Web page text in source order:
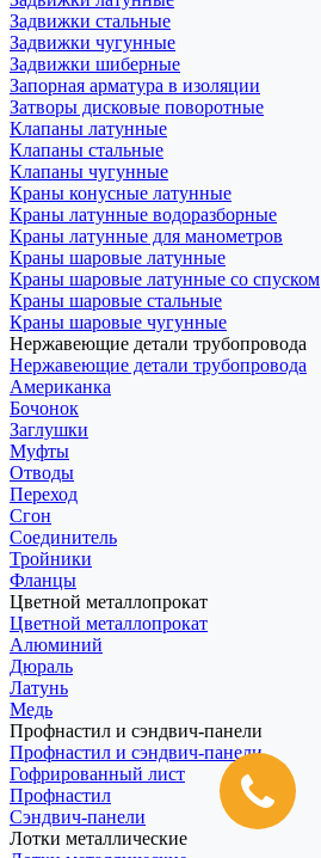
Задвижки стальные
Задвижки чугунные
Задвижки шиберные
Запорная арматура в изоляции
Затворы дисковые поворотные
Клапаны латунные
Клапаны стальные
Клапаны чугунные
Краны конусные латунные
Краны латунные водоразборные
Краны латунные для манометров
Краны шаровые латунные
Краны шаровые латунные со спуском
Краны шаровые стальные
Краны шаровые чугунные
Нержавеющие детали трубопровода
Нержавеющие детали трубопровода
Американка
Бочонок
Заглушки
Муфты
Отводы
Переход
Сгон
Соединитель
Тройники
Фланцы
Цветной металлопрокат
Цветной металлопрокат
Алюминий
Дюраль
Латунь
Медь
Профнастил и сэндвич-панели
Профнастил и сэндвич-панели
Гофрированный лист
Профнастил
Сэндвич-панели
Лотки металлические